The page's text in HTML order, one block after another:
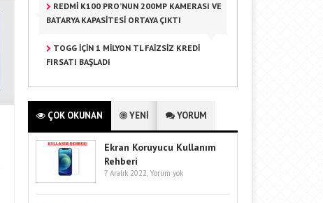
REDMI K100 PRO’NUN 200MP KAMERASI VE
BATARYA KAPASITESI ORTAYA ÇIKTI
TOGG IÇIN 1 MILYON TL FAIZSIZ KREDI
FIRSATI BAŞLADI
ÇOK OKUNAN YENİ YORUM
Ekran Koruyucu Kullanım
Rehberi
7 Aralık 2022, Yorum yok